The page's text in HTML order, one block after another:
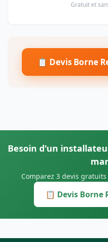
Gratuit et
📋 Devis Borne
Besoin d'un
Comparez 3 devis
📋 Devis Borne